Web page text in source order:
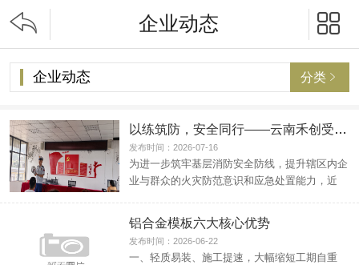
 企业动态 
企业动态 分类 
以练筑防，安全同行——云南禾创受邀参加阿乌村委会消防安全演练
发布时间：2026-07-16
为进一步筑牢基层消防安全防线，提升辖区内企
业与群众的火灾防范意识和应急处置能力，近
铝合金模板六大核心优势
发布时间：2026-06-22
一、轻质易装、施工提速，大幅缩短工期自重